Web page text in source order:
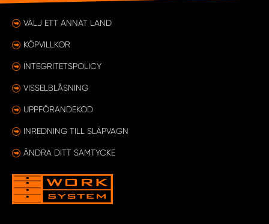
VÄLJ ETT ANNAT LAND
KÖPVILLKOR
INTEGRITETSPOLICY
VISSELBLÅSNING
UPPFÖRANDEKOD
INREDNING TILL SLÄPVAGN
ÄNDRA DITT SAMTYCKE